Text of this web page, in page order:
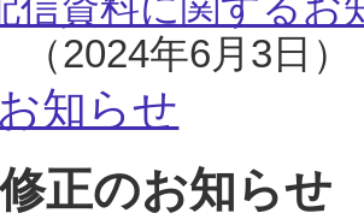
（2024年6月3日）
知らせ
正のお知らせ